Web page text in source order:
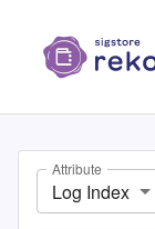
Attribute
Log Index